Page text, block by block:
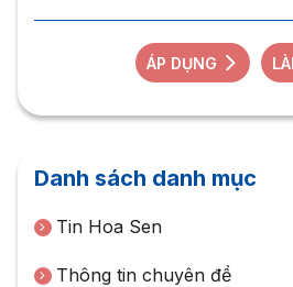
ÁP DỤNG
Danh sách danh mục
Tin Hoa Sen
Thông tin chuyên đề